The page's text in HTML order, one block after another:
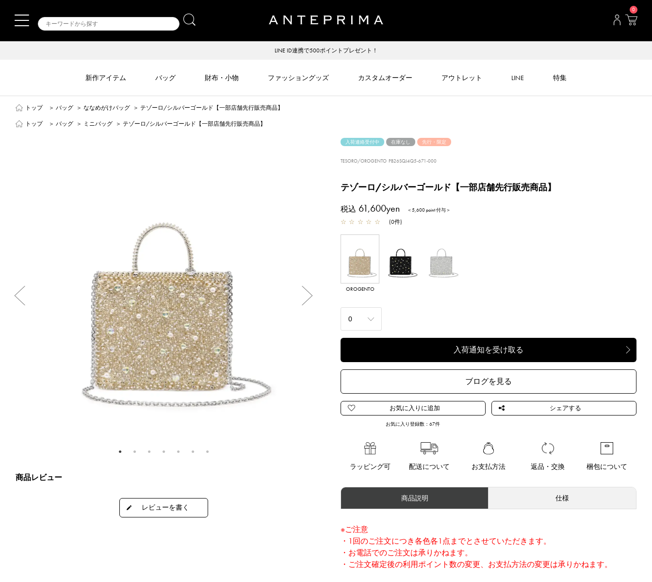
0
LINE ID連携で500ポイントプレゼント！
新作アイテム バッグ 財布・小物 ファッショングッズ カスタムオーダー アウトレット LINE 特集
トップ ＞ バッグ ＞ ななめがけバッグ ＞ テゾーロ/シルバーゴールド【一部店舗先行販売商品】
トップ ＞ バッグ ＞ ミニバッグ ＞ テゾーロ/シルバーゴールド【一部店舗先行販売商品】
商品レビュー
入荷連絡受付中 在庫なし 先行・限定
TESORO/OROGENTO PB26SQJ4Q5-671-000
テゾーロ/シルバーゴールド【一部店舗先行販売商品】
税込 61,600yen ＜5,600 point 付与＞
☆ ☆ ☆ ☆ ☆ (0件)
OROGENTO
ブログを見る
お気に入り登録数：67件
ラッピング可 配送について お支払方法 返品・交換 梱包について
商品説明 仕様
※ご注意
・1回のご注文につき各色各1点までとさせていただきます。
・お電話でのご注文は承りかねます。
・ご注文確定後の利用ポイント数の変更、お支払方法の変更は承りかねます。